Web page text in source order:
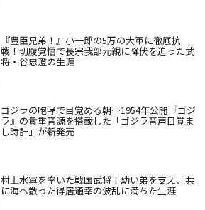
『豊臣兄弟！』小一郎の5万の大軍に徹底抗
戦！切腹覚悟で長宗我部元親に降伏を迫った武
将・谷忠澄の生涯
ゴジラの咆哮で目覚める朝…1954年公開『ゴジ
ラ』の貴重音源を搭載した「ゴジラ音声目覚ま
し時計」が新発売
村上水軍を率いた戦国武将！幼い弟を支え、共
に海へ散った得居通幸の波乱に満ちた生涯